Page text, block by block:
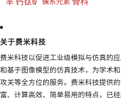
关于费米科技
费米科技以促进工业级模拟与仿真的
和基于图像模型的仿真技术，为学术
攻关等全方位的服务。费米科技提供
富、计算高效、简单易用的特点，已